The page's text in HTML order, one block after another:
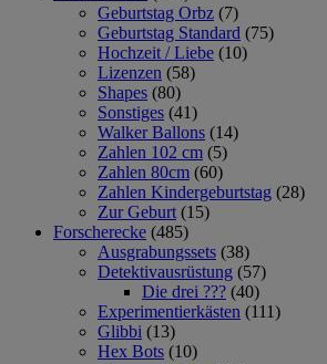
Geburtstag Orbz (7)
Geburtstag Standard (75)
Hochzeit / Liebe (10)
Lizenzen (58)
Shapes (80)
Sonstiges (41)
Walker Ballons (14)
Zahlen 102 cm (5)
Zahlen 80cm (60)
Zahlen Kindergeburtstag (28)
Zur Geburt (15)
Forscherecke (485)
Ausgrabungssets (38)
Detektivausrüstung (57)
Die drei ??? (40)
Experimentierkästen (111)
Glibbi (13)
Hex Bots (10)